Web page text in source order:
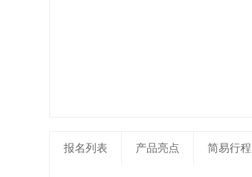
报名列表 产品亮点 简易行程